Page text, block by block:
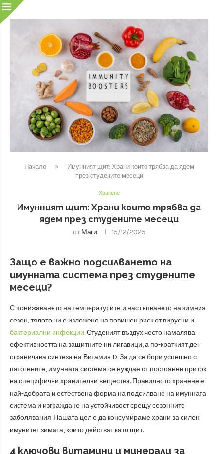
Начало »
Имунният щит: Храни които трябва да ядем
през студените месеци
Хранене
Имунният щит: Храни които трябва да
ядем през студените месеци
от Маги 15/12/2025
Защо е важно подсилването на
имунната система през студените
месеци?
С понижаването на температурите и настъпването на зимния
сезон, тялото ни е изложено на повишен риск от вирусни и
бактериални инфекции. Студеният въздух често намалява
ефективността на защитните ни лигавици, а по-краткият ден
ограничава синтеза на Витамин D. За да се бори успешно с
патогените, имунната система се нуждае от постоянен приток
на специфични хранителни вещества. Правилното хранене е
най-добрата и естествена форма на подсилване на имунната
система и изграждане на устойчивост срещу сезонните
заболявания. Нашата цел е да консумираме храни за силен
имунитет зимата, които действат като щит.
4 ключови витамини и минерали за